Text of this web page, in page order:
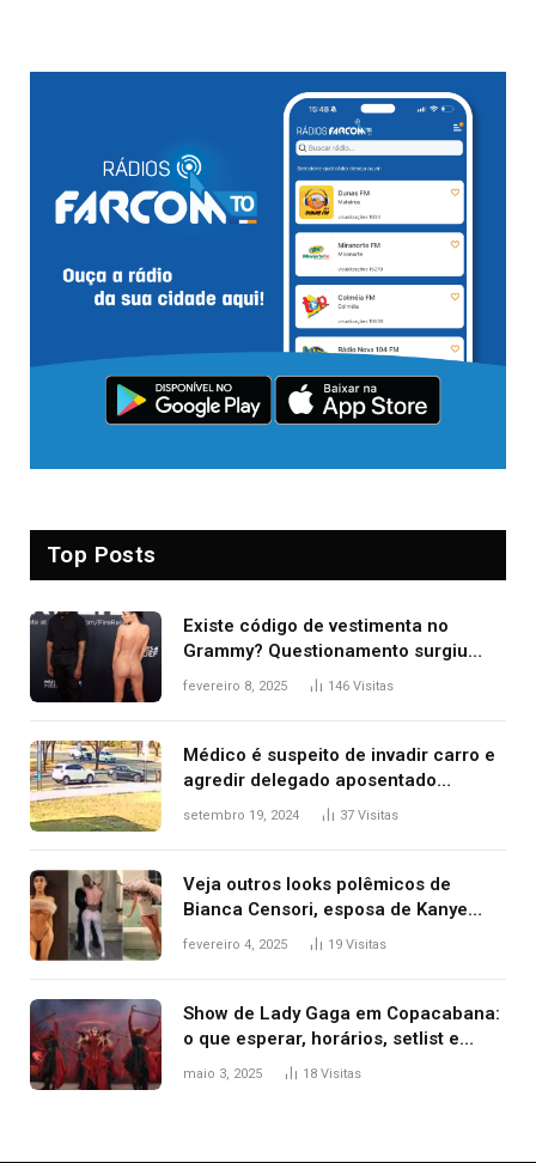
Top Posts
Existe código de vestimenta no
Grammy? Questionamento surgiu
após Bianca Censori, mulher de
fevereiro 8, 2025 146 Visitas
Médico é suspeito de invadir carro e
agredir delegado aposentado
durante confusão no trânsito
setembro 19, 2024 37 Visitas
Veja outros looks polêmicos de
Bianca Censori, esposa de Kanye
West que apareceu nua no Grammy
fevereiro 4, 2025 19 Visitas
Show de Lady Gaga em Copacabana:
o que esperar, horários, setlist e
onde assistir
maio 3, 2025 18 Visitas